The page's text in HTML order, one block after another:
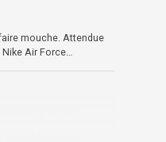
mouche. Attendue
Nike Air Force…